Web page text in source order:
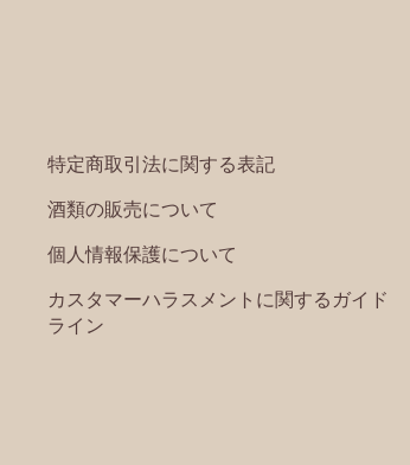
特定商取引法に関する表記
酒類の販売について
個人情報保護について
カスタマーハラスメントに関するガイド
ライン